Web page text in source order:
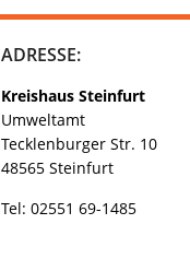
ADRESSE:
Kreishaus Steinfurt
Umweltamt
Tecklenburger Str. 10
48565 Steinfurt
Tel: 02551 69-1485